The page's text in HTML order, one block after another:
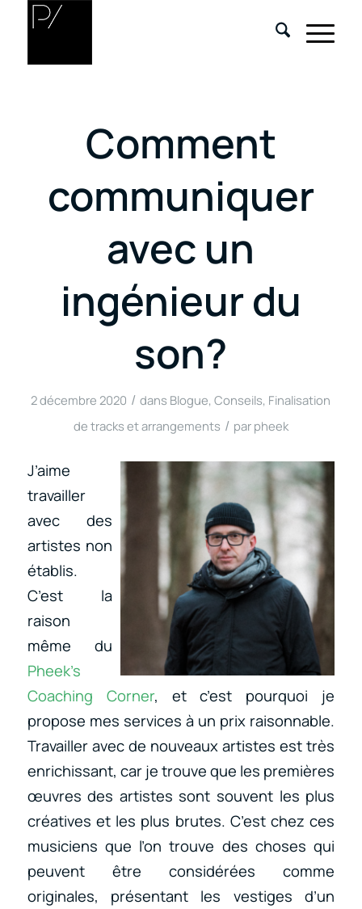
Comment
communiquer
avec un
ingénieur du
son?
2 décembre 2020 / dans Blogue,Conseils, Finalisation
de tracks et arrangements / par pheek
J’aime
travailler
avec des
artistes non
établis.
C’est la
raison
même du
Pheek’s
Coaching Corner, et c’est pourquoi je
propose mes services à un prix raisonnable.
Travailler avec de nouveaux artistes est très
enrichissant, car je trouve que les premières
œuvres des artistes sont souvent les plus
créatives et les plus brutes. C’est chez ces
musiciens que l’on trouve des choses qui
peuvent être considérées comme
originales, présentant les vestiges d’un